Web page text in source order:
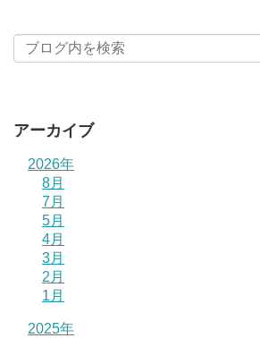
アーカイブ
2026年
8月
7月
5月
4月
3月
2月
1月
2025年